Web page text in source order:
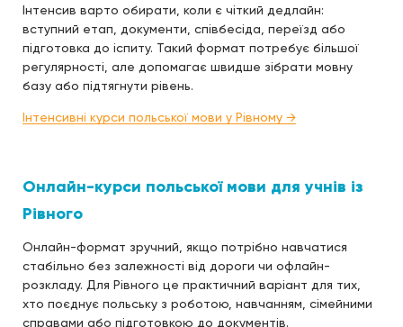
Інтенсив варто обирати, коли є чіткий дедлайн:
вступний етап, документи, співбесіда, переїзд або
підготовка до іспиту. Такий формат потребує більшої
регулярності, але допомагає швидше зібрати мовну
базу або підтягнути рівень.
Інтенсивні курси польської мови у Рівному →
Онлайн-курси польської мови для учнів із
Рівного
Онлайн-формат зручний, якщо потрібно навчатися
стабільно без залежності від дороги чи офлайн-
розкладу. Для Рівного це практичний варіант для тих,
хто поєднує польську з роботою, навчанням, сімейними
справами або підготовкою до документів.